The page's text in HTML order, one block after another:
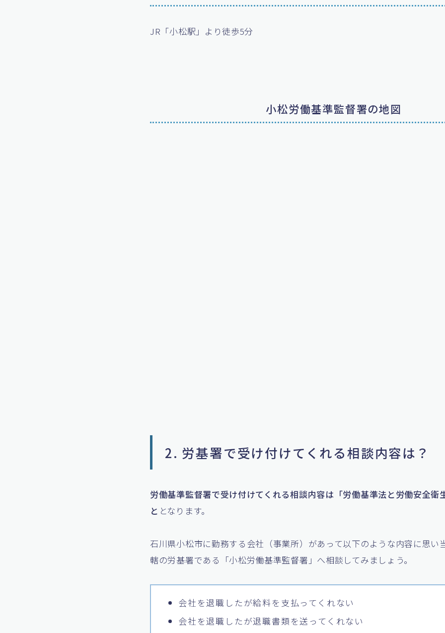
JR「小松駅」より徒歩5分
小松労働基準監督署の地図
2. 労基署で受け付けてくれる相談内容は？
労働基準監督署で受け付けてくれる相談内容は「労働基準法と労働安全衛
と となります。
石川県小松市に勤務する会社（事業所）があって以下のような内容に思い
轄の労基署である「小松労働基準監督署」へ相談してみましょう。
会社を退職したが給料を支払ってくれない
会社を退職したが退職書類を送ってくれない